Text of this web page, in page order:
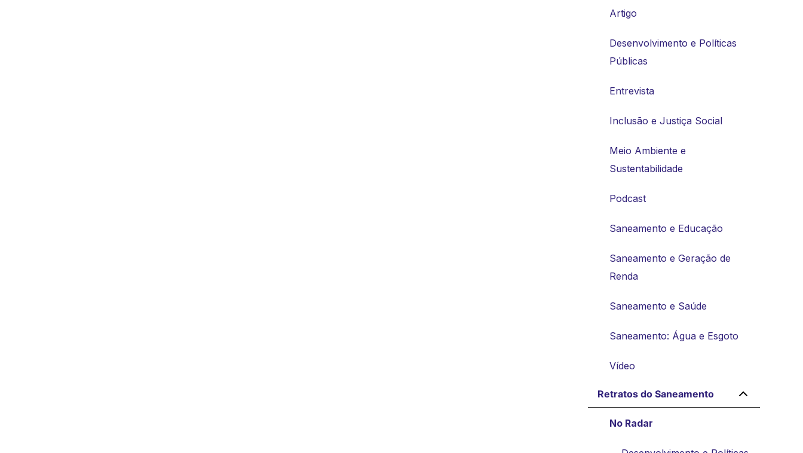
Artigo
Desenvolvimento e Políticas
Públicas
Entrevista
Inclusão e Justiça Social
Meio Ambiente e
Sustentabilidade
Podcast
Saneamento e Educação
Saneamento e Geração de
Renda
Saneamento e Saúde
Saneamento: Água e Esgoto
Vídeo
Retratos do Saneamento
No Radar